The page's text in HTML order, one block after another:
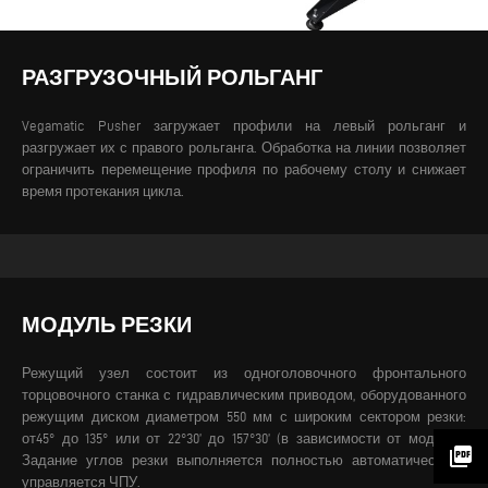
picture_as_pdf
РАЗГРУЗОЧНЫЙ РОЛЬГАНГ
Vegamatic Pusher загружает профили на левый рольганг и
разгружает их с правого рольганга. Обработка на линии позволяет
ограничить перемещение профиля по рабочему столу и снижает
время протекания цикла.
МОДУЛЬ РЕЗКИ
Режущий узел состоит из одноголовочного фронтального
торцовочного станка с гидравлическим приводом, оборудованного
режущим диском диаметром 550 мм с широким сектором резки:
от45° до 135° или от 22°30’ до 157°30’ (в зависимости от модели).
Задание углов резки выполняется полностью автоматически и
управляется ЧПУ.